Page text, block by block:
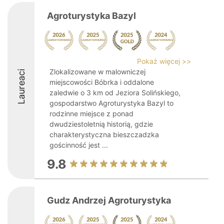
Laureaci
Agroturystyka Bazyl
Pokaż więcej >>
Zlokalizowane w malowniczej
miejscowości Bóbrka i oddalone
zaledwie o 3 km od Jeziora Solińskiego,
gospodarstwo Agroturystyka Bazyl to
rodzinne miejsce z ponad
dwudziestoletnią historią, gdzie
charakterystyczna bieszczadzka
gościnność jest ...
9.8
Gudz Andrzej Agroturystyka